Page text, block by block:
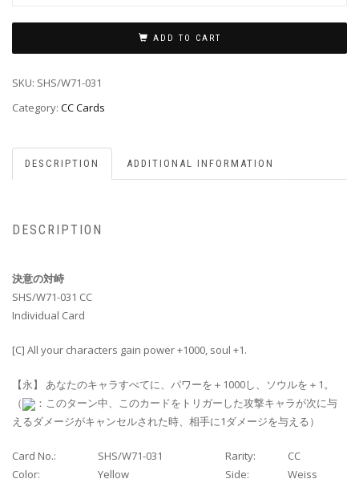
ADD TO CART
SKU: SHS/W71-031
Category: CC Cards
DESCRIPTION ADDITIONAL INFORMATION
DESCRIPTION
決意の対峙
SHS/W71-031 CC
Individual Card
[C] All your characters gain power +1000, soul +1.
【永】 あなたのキャラすべてに、パワーを＋1000し、ソウルを＋1。
（
：このターン中、このカードをトリガーした攻撃キャラが次に与
えるダメージがキャンセルされた時、相手に1ダメージを与える）
Card No.: SHS/W71-031 Rarity:
CC
Color:
Yellow Side:
Weiss